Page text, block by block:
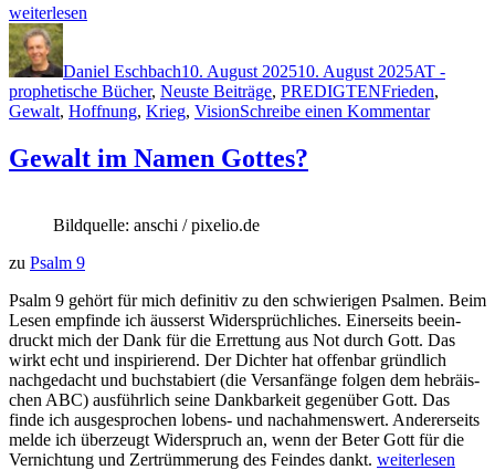
„Schw­
ert­
er
zu
Pflugscharen“
weit­er­lesen
Autor
Daniel Eschbach10. August 202510. August 2025AT -
prophetische Bücher, Neuste Beiträge, PREDIGTENSchlagwörter
Frieden,
Gewalt, Hoffnung, Krieg, VisionSchreibe einen Kommentarzu
Gewalt im Namen Gottes?
Bildquelle: anschi / pixelio.de
zu Psalm 9
Psalm 9 gehört für mich defin­i­tiv zu den schwieri­gen Psalmen. Beim
Lesen empfinde ich äusserst Wider­sprüchliches. Ein­er­seits beein­
druckt mich der Dank für die Erret­tung aus Not durch Gott. Das
wirkt echt und inspiri­erend. Der Dichter hat offen­bar gründlich
nach­ge­dacht und buch­sta­biert (die Ver­san­fänge fol­gen dem hebräis­
chen ABC) aus­führlich seine Dankbarkeit gegenüber Gott. Das
finde ich ausge­spro­chen lobens- und nachah­menswert. Ander­er­seits
melde ich überzeugt Wider­spruch an, wenn der Beter Gott für die
Ver­nich­tung und Zertrüm­merung des Fein­des dankt. „Gewalt
weit­er­lesen